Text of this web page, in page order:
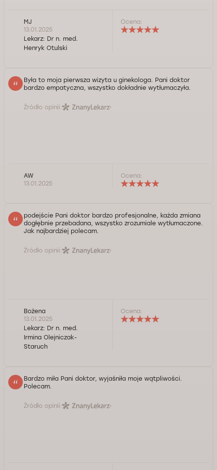
MJ
13.01.2025
Lekarz: Dr n. med.
Henryk Otulski
Ocena:
Była to moja pierwsza wizyta u ginekologa. Pani doktor
bardzo empatyczna, wszystko dokładnie wytłumaczyła.
Źródło opinii:
AW
13.01.2025
Ocena:
podejście Pani doktor bardzo profesjonalne, każda zmiana
dogłębnie przebadana, wszystko zrozumiale wytłumaczone.
Jak najbardziej polecam.
Źródło opinii:
Bożena
13.01.2025
Lekarz: Dr n. med.
Irmina Olejniczak-
Staruch
Ocena:
Bardzo miła Pani doktor, wyjaśniła moje wątpliwości.
Polecam.
Źródło opinii: